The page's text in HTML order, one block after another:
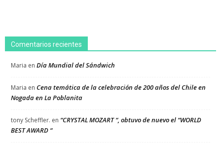
Comentarios recientes
Maria en Día Mundial del Sándwich
Maria en Cena temática de la celebración de 200 años del Chile en
Nogada en La Poblanita
tony Scheffler. en “CRYSTAL MOZART “, obtuvo de nuevo el “WORLD
BEST AWARD “